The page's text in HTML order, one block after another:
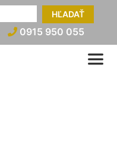
HĽADAŤ
0915 950 055